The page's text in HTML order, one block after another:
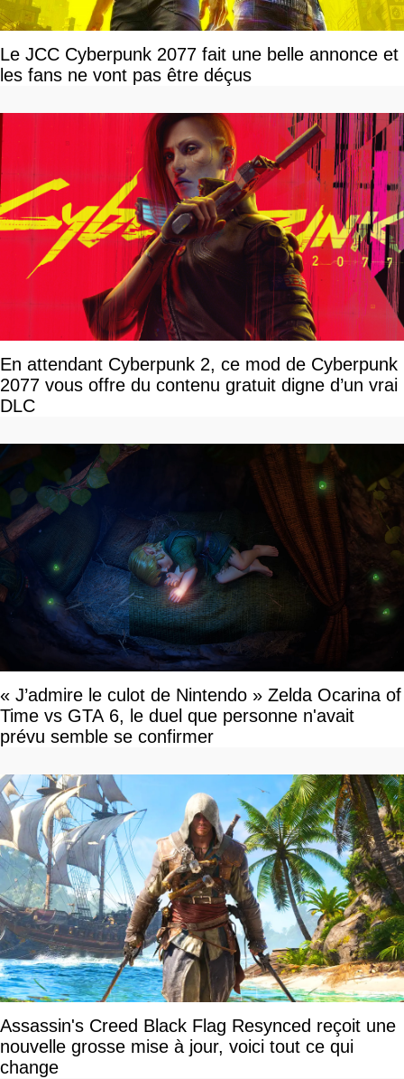
Le JCC Cyberpunk 2077 fait une belle annonce et
les fans ne vont pas être déçus
En attendant Cyberpunk 2, ce mod de Cyberpunk
2077 vous offre du contenu gratuit digne d’un vrai
DLC
« J’admire le culot de Nintendo » Zelda Ocarina of
Time vs GTA 6, le duel que personne n'avait
prévu semble se confirmer
Assassin's Creed Black Flag Resynced reçoit une
nouvelle grosse mise à jour, voici tout ce qui
change